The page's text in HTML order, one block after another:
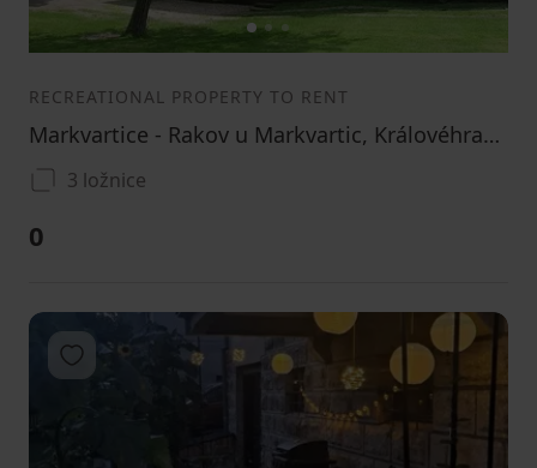
12 3
RECREATIONAL PROPERTY TO RENT
Markvartice - Rakov u Markvartic, Královéhradecký Region
3 ložnice
0
Add to favorites